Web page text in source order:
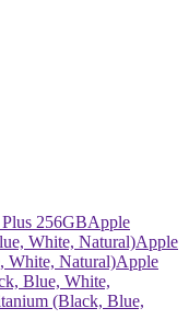
256GBApple
White, Natural)Apple
White, Natural)Apple
Blue, White,
(Black, Blue,